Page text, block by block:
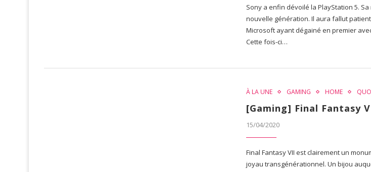
Sony a enfin dévoilé la PlayStation 5.
nouvelle génération. Il aura fallut
Microsoft ayant dégainé en premier
Cette fois-ci…
À LA UNE GAMING HOME
[Gaming] Final Fantasy
15/04/2020
Final Fantasy VII est clairement un
joyau transgénérationnel. Un bijou